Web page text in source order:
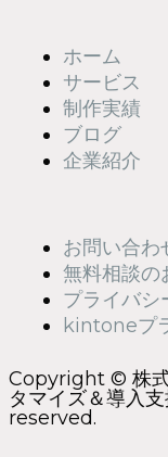
ホーム
サービス
制作実績
ブログ
企業紹介
お問い合わ
無料相談の
プライバシ
kintoneプ
Copyright © 株
タマイズ＆導入
reserved.